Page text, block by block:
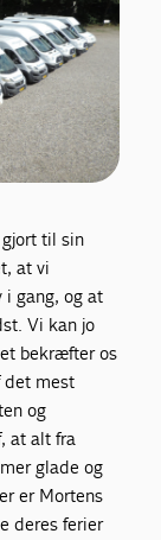
til sin
at vi
gang, og at
Vi kan jo
bekræfter os
det mest
og
at alt fra
glade og
er Mortens
deres ferier